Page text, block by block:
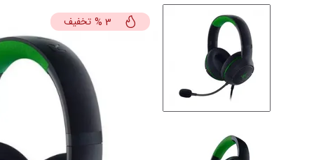
3
% تخفیف